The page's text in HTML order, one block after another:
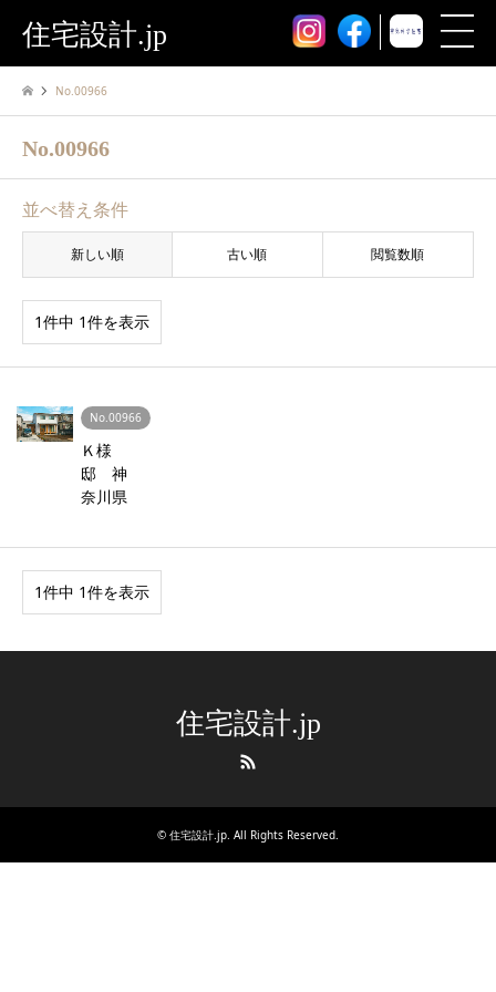
住宅設計.jp
No.00966
No.00966
並べ替え条件
新しい順 古い順 閲覧数順
1件中 1件を表示
No.00966
Ｋ様
邸 神
奈川県
1件中 1件を表示
住宅設計.jp
© 住宅設計.jp. All Rights Reserved.